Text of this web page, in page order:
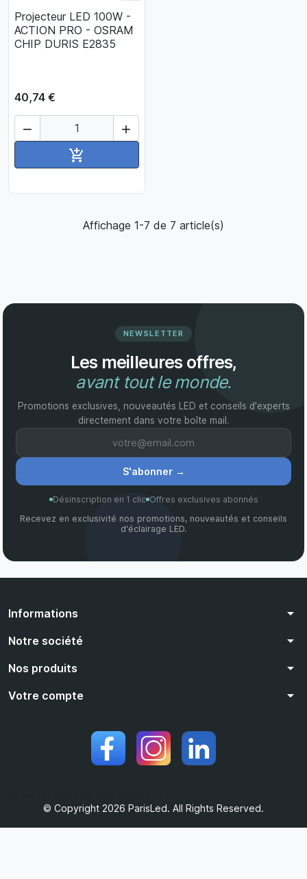
Projecteur LED 100W -
ACTION PRO - OSRAM
CHIP DURIS E2835
40,74 €
 

Affichage 1-7 de 7 article(s)
NEWSLETTER
Les meilleures offres,
avant tout le monde.
Promotions exclusives, nouveautés LED et conseils d'experts
directement dans votre boîte mail.
S'abonner →
Désinscription en 1 clic Offres exclusives abonnés
Recevez en exclusivité nos promotions, nouveautés et conseils
d'éclairage LED.
Informations arrow_drop_down
Notre société arrow_drop_down
Nos produits arrow_drop_down
Votre compte arrow_drop_down
© Copyright 2026 ParisLed. All Rights Reserved.